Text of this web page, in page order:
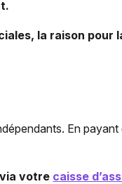
la raison pour
En
via votre caisse